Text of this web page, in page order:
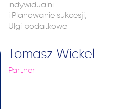
indywidualni
i Planowanie sukcesji,
Ulgi podatkowe
Tomasz Wickel
Partner